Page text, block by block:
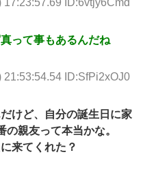
って事もあるんだね
21:53:54.54 ID:SfPi2xOJ0
けど、自分の誕生日に家
親友って本当かな。
来てくれた？